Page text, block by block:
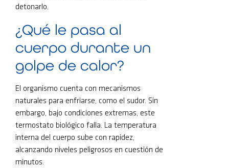
detonarlo.
¿Qué le pasa al
cuerpo durante un
golpe de calor?
El organismo cuenta con mecanismos
naturales para enfriarse, como el sudor. Sin
embargo, bajo condiciones extremas, este
termostato biológico falla. La temperatura
interna del cuerpo sube con rapidez,
alcanzando niveles peligrosos en cuestión de
minutos.